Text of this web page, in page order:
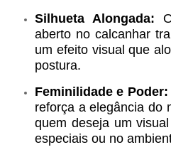
Silhueta Alongada:
aberto no calcanhar
um efeito visual que
postura.
Feminilidade e Poder:
reforça a elegância do
quem deseja um
especiais ou no